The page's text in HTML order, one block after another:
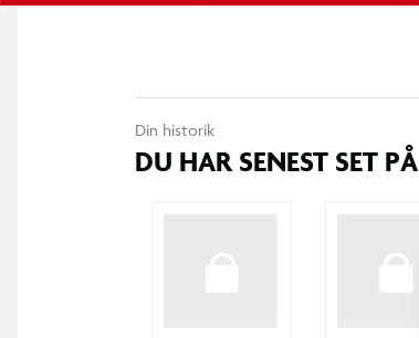
Din historik
DU HAR SENEST SET PÅ